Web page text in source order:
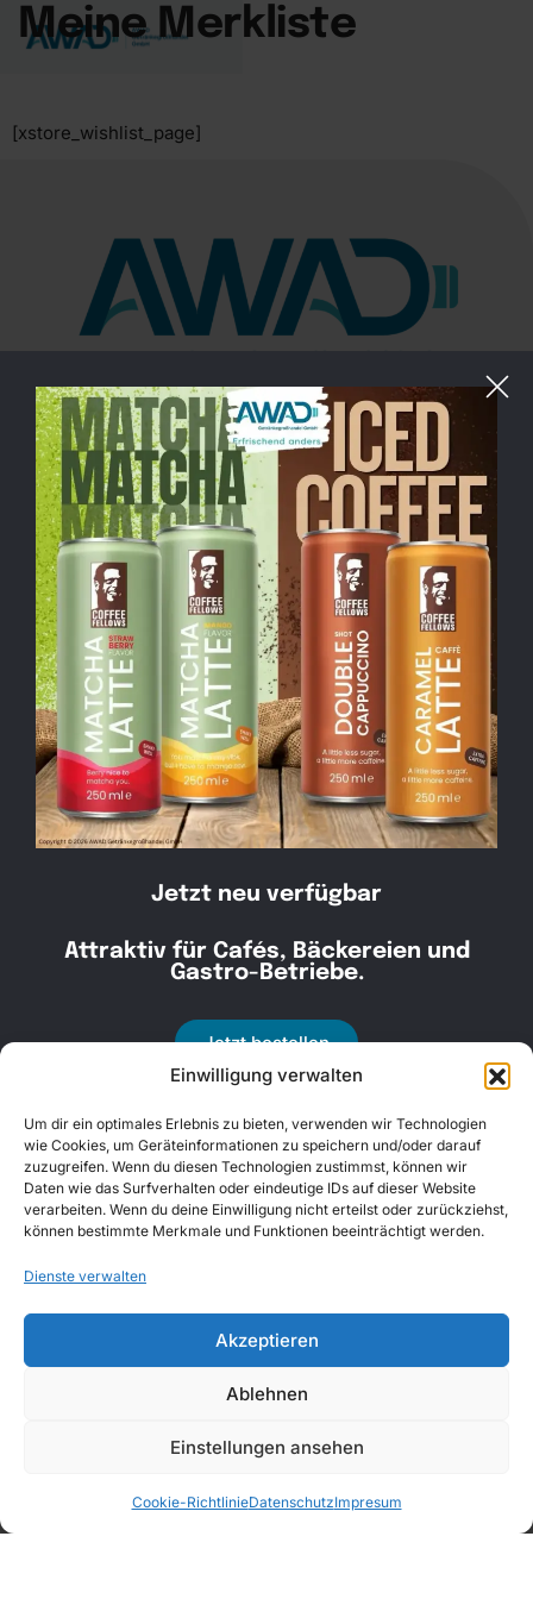
Einwilligung verwalten
Um dir ein optimales Erlebnis zu bieten, verwenden wir Technologien
wie Cookies, um Geräteinformationen zu speichern und/oder darauf
zuzugreifen. Wenn du diesen Technologien zustimmst, können wir
Daten wie das Surfverhalten oder eindeutige IDs auf dieser Website
verarbeiten. Wenn du deine Einwilligung nicht erteilst oder zurückziehst,
können bestimmte Merkmale und Funktionen beeinträchtigt werden.
Dienste verwalten
Akzeptieren
Ablehnen
Einstellungen ansehen
Cookie-RichtlinieDatenschutzImpresum
Meine Merkliste
[xstore_wishlist_page]
Saatwinkler Damm 69, 13627 Berlin
Kontakt
kontakt@awad-getraenke.de
Unsere Richtlinien
IMPRESSUM
Copyright © 2026, AWAD Getränkegroßhandel
PüreeMix
Bartools
Snacks
Fruchtsäfte
Wasser Softdrinks
Jetzt neu verfügbar
Attraktiv für Cafés, Bäckereien und
Gastro-Betriebe.
Jetzt bestellen
Echter Matcha. Cremiger Genuss. Einfach
besonders.